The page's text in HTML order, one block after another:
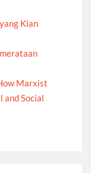
Kian
Marxist
and Social